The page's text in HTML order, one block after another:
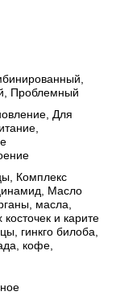
Проблемный
Для
Комплекс
Масло
масла,
и карите
гинкго билоба,
кофе,